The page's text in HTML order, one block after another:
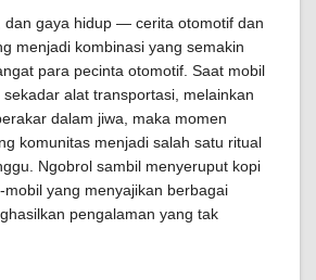
dan gaya hidup — cerita otomotif dan
menjadi kombinasi yang semakin
para pecinta otomotif. Saat mobil
alat transportasi, melainkan
dalam jiwa, maka momen
komunitas menjadi salah satu ritual
Ngobrol sambil menyeruput kopi
yang menyajikan berbagai
pengalaman yang tak